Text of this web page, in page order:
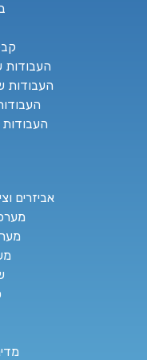
העבודות
העבודות
העבודות
אביזרים